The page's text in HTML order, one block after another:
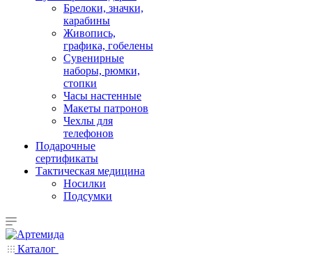
Брелоки, значки,
карабины
Живопись,
графика, гобелены
Сувенирные
наборы, рюмки,
стопки
Часы настенные
Макеты патронов
Чехлы для
телефонов
Подарочные
сертификаты
Тактическая медицина
Носилки
Подсумки
Каталог